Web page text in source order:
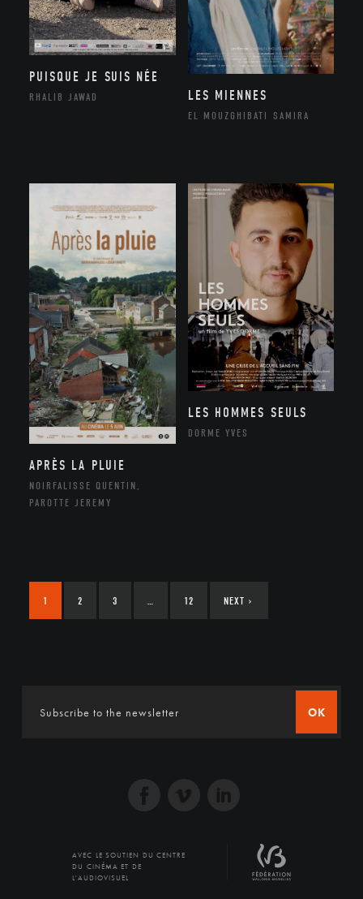
PUISQUE JE SUIS NÉE
RHALIB JAWAD LES MIENNES
EL MOUZGHIBATI SAMIRA
APRÈS LA PLUIE
NOIRFALISSE QUENTIN,
PAROTTE JEREMY
LES HOMMES SEULS
DORME YVES
1 2 3 … 12 NEXT ›
OK
AVEC LE SOUTIEN DU CENTRE
DU CINÉMA ET DE
L'AUDIOVISUEL